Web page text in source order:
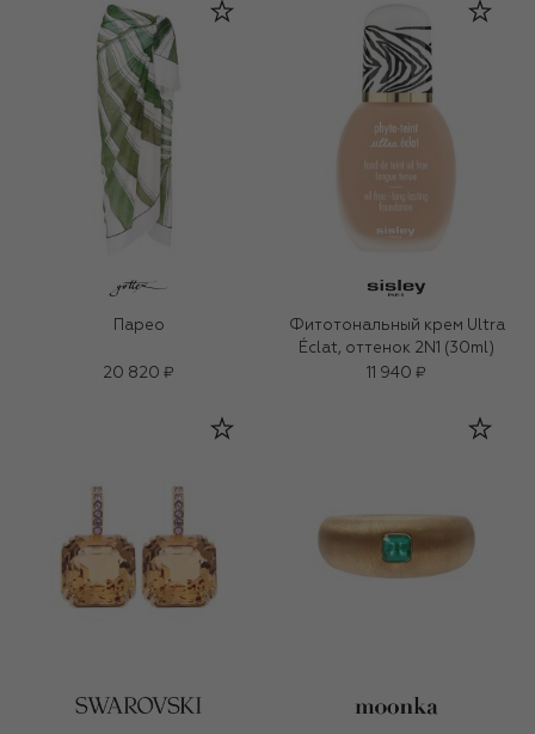
Парео
20 820 ₽
Фитотональный крем Ultra
Éclat, оттенок 2N1 (30ml)
11 940 ₽